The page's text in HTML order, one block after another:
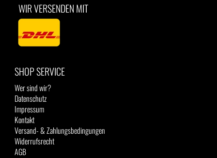
WIR VERSENDEN MIT
SHOP SERVICE
Wer sind wir?
Datenschutz
Impressum
Kontakt
Versand- & Zahlungsbedingungen
Widerrufsrecht
AGB